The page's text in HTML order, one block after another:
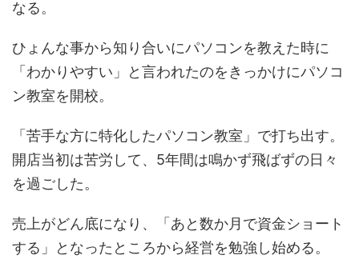
なる。
ひょんな事から知り合いにパソコンを教えた時に
「わかりやすい」と言われたのをきっかけにパソコ
ン教室を開校。
「苦手な方に特化したパソコン教室」で打ち出す。
開店当初は苦労して、5年間は鳴かず飛ばずの日々
を過ごした。
売上がどん底になり、「あと数か月で資金ショート
する」となったところから経営を勉強し始める。